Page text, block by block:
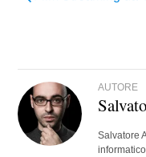
AUTORE
Salvatore